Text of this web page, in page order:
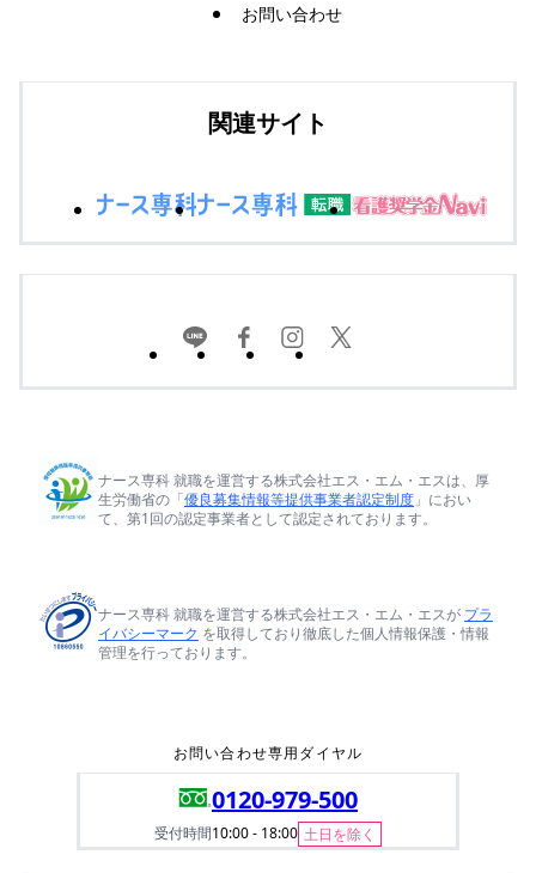
お問い合わせ
関連サイト
ナース専科 就職を運営する株式会社エス・エム・エスは、厚
生労働省の「優良募集情報等提供事業者認定制度 」におい
て、第1回の認定事業者として認定されております。
ナース専科 就職を運営する株式会社エス・エム・エスが プラ
イバシーマーク を取得しており徹底した個人情報保護・情報
管理を行っております。
お問い合わせ専用ダイヤル
0120-979-500
受付時間10:00 - 18:00 土日を除く